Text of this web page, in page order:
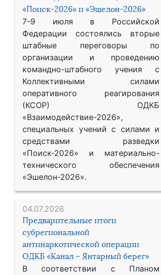
«Поиск-2026» и «Эшелон-2026»
7-9 июля в Российской
Федерации состоялись вторые
штабные переговоры по
организации и проведению
командно-штабного учения с
Коллективными силами
оперативного реагирования
(КСОР) ОДКБ
«Взаимодействие-2026»,
специальных учений с силами и
средствами разведки
«Поиск-2026» и материально-
технического обеспечения
«Эшелон-2026».
04.07.2026
Предварительные итоги
субрегиональной
антинаркотической операции
ОДКБ «Канал – Янтарный берег»
В соответствии с Планом